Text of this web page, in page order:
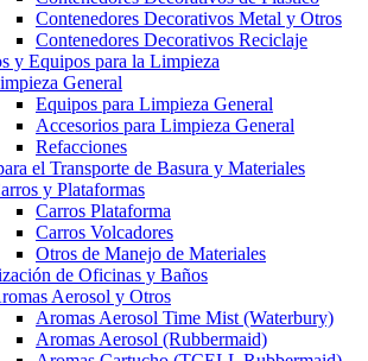
Contenedores Decorativos Metal y Otros
Contenedores Decorativos Reciclaje
y Equipos para la Limpieza
General
Equipos para Limpieza General
Accesorios para Limpieza General
Refacciones
el Transporte de Basura y Materiales
y Plataformas
Carros Plataforma
Carros Volcadores
Otros de Manejo de Materiales
de Oficinas y Baños
Aerosol y Otros
Aromas Aerosol Time Mist (Waterbury)
Aromas Aerosol (Rubbermaid)